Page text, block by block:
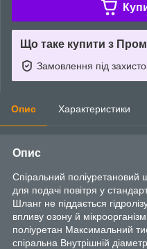
Що таке купити з
Замовлення під
Опис Характеристики
Опис
Спіральний поліуретановий
для подачі повітря у
Шланг не піддається
впливу озону й
поліуретан Максимальний
спіральна Внутрішній